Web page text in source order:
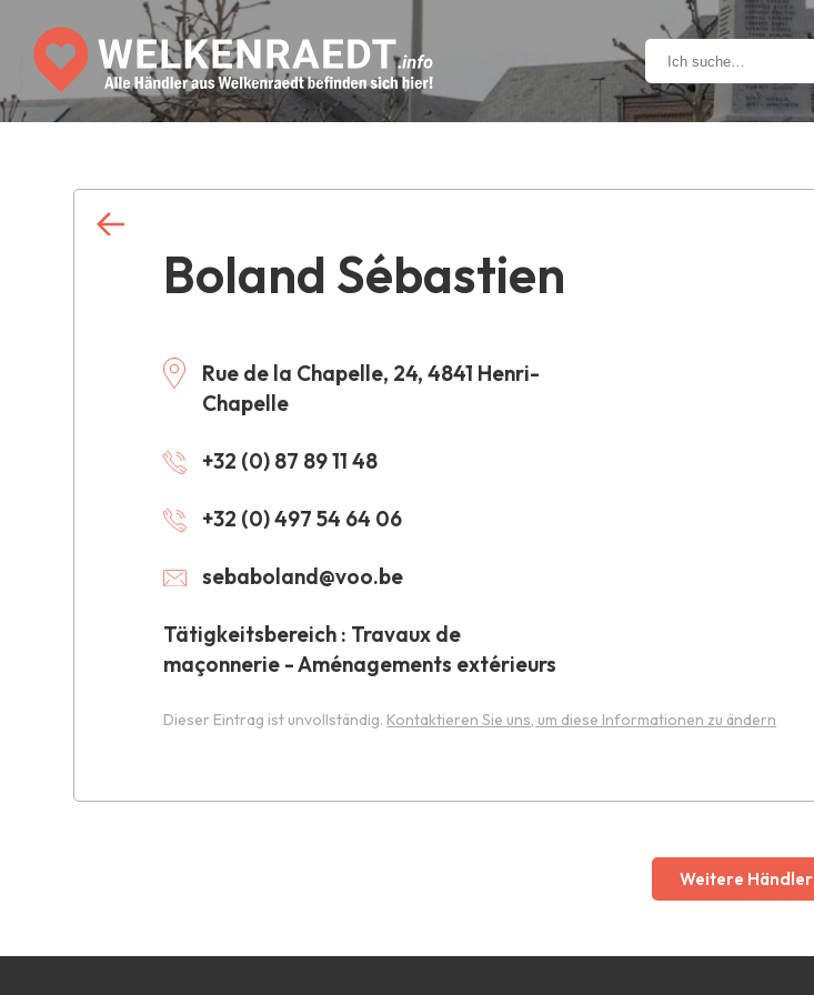
Boland Sébastien
Rue de la Chapelle, 24, 4841 Henri-
Chapelle
+32 (0) 87 89 11 48
+32 (0) 497 54 64 06
sebaboland@voo.be
Tätigkeitsbereich : Travaux de
maçonnerie - Aménagements extérieurs
Dieser Eintrag ist unvollständig. Kontaktieren Sie uns, um diese Informationen zu ändern
Weitere Händler